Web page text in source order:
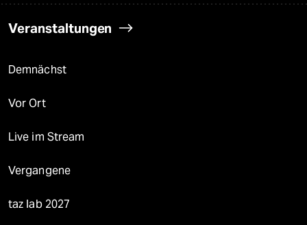
Veranstaltungen
Demnächst
Vor Ort
Live im Stream
Vergangene
taz lab 2027